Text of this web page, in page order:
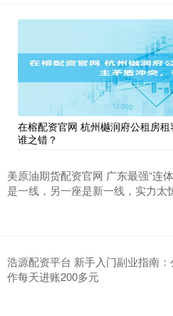
在榕配资官网 杭州樾润府公租房租
谁之错？
美原油期货配资官网 广东最强“连
是一线，另一座是新一线，实力太
浩源配资平台 新手入门副业指南
作每天进账200多元